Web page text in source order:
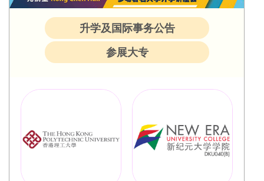
升学及国际事务公告
参展大专